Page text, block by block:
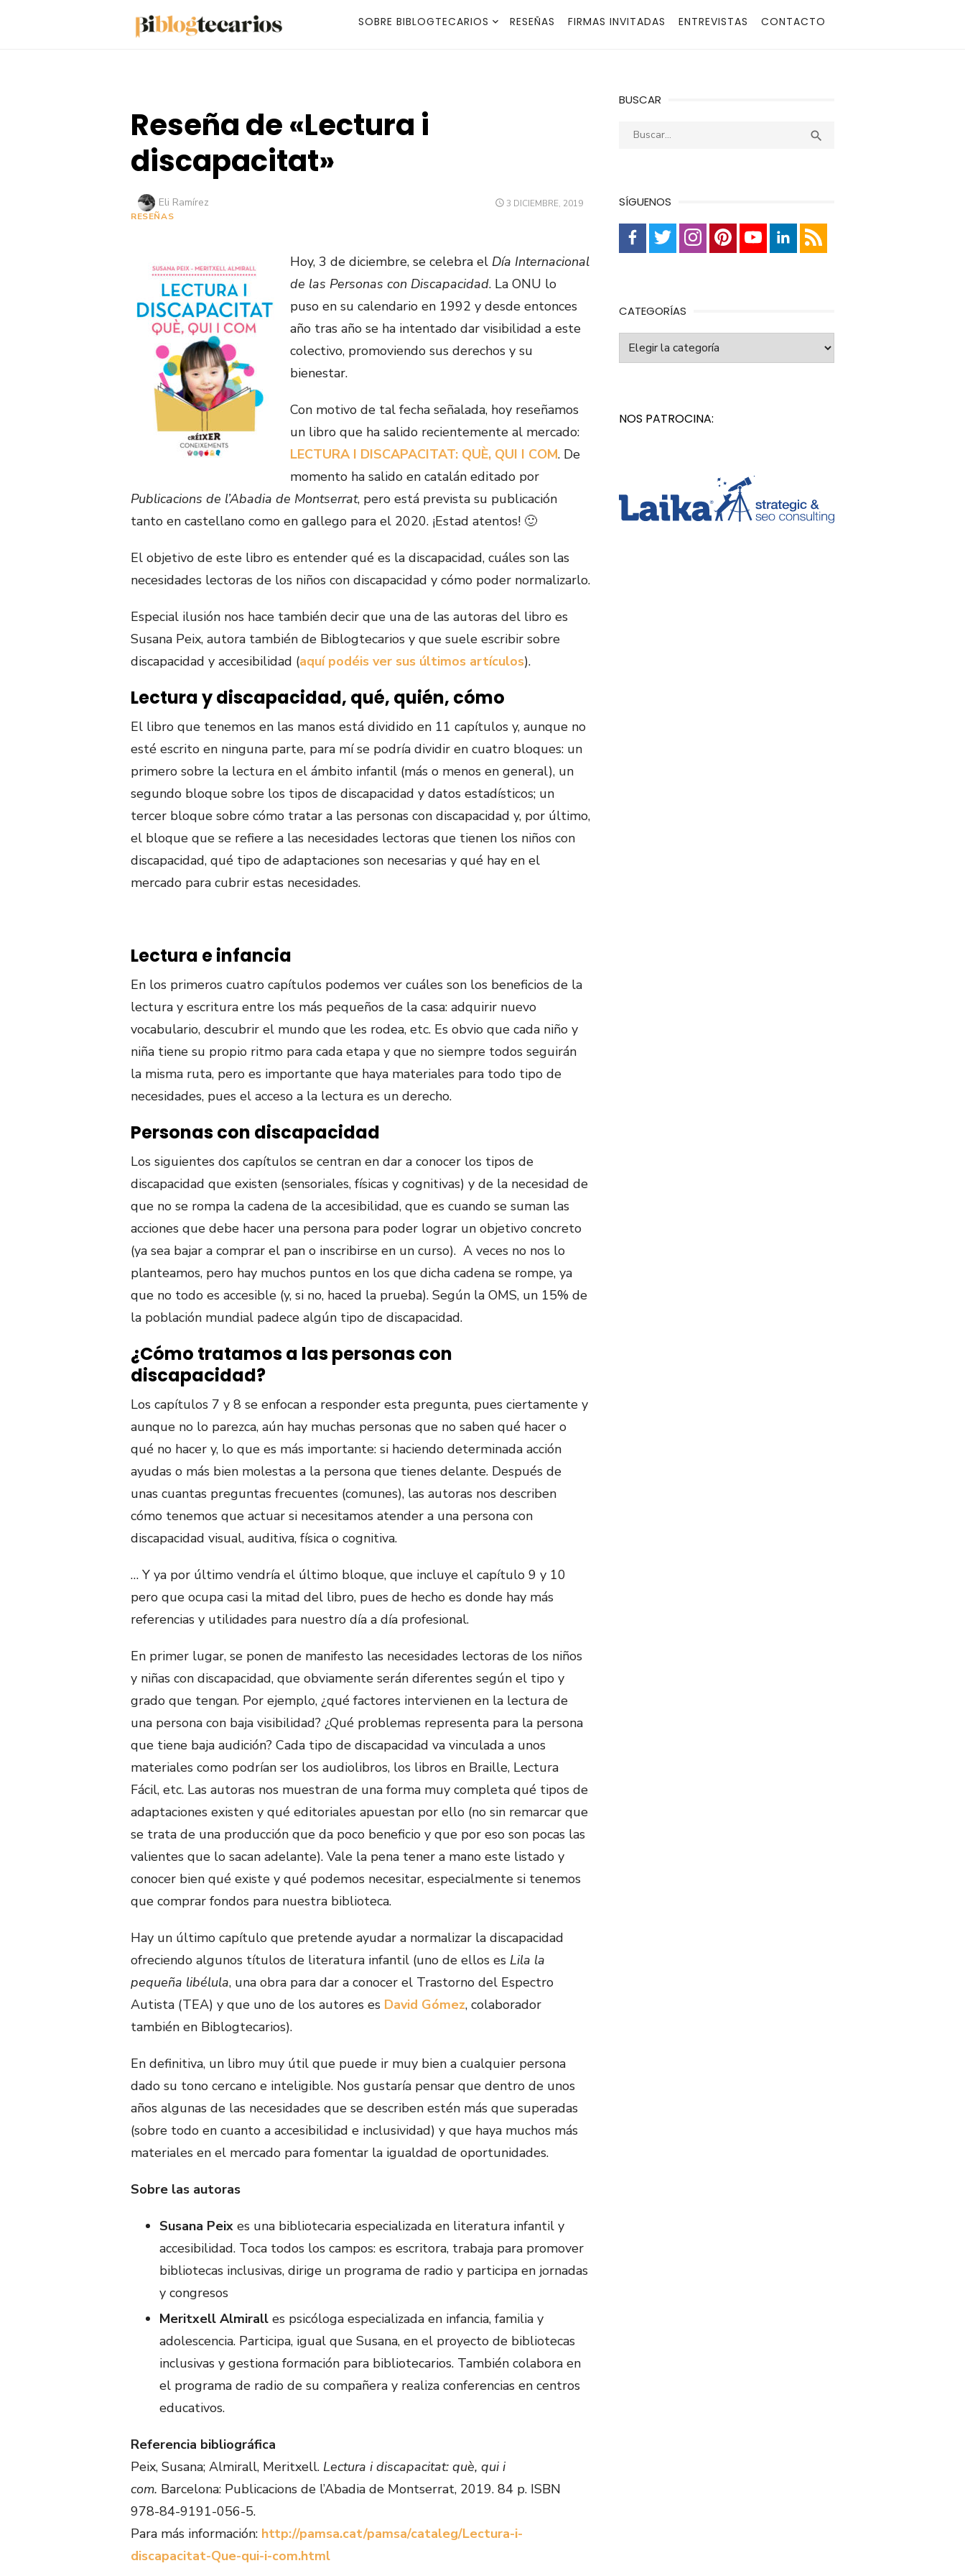
SOBRE BIBLOGTECARIOS RESEÑAS FIRMAS INVITADAS ENTREVISTAS CONTACTO
Reseña de «Lectura i
discapacitat»
PUBLICADO
3 DICIEMBRE, 2019
Autor
Eli Ramírez
RESEÑAS
Hoy, 3 de diciembre, se celebra el Día Internacional
de las Personas con Discapacidad. La ONU lo
puso en su calendario en 1992 y desde entonces
año tras año se ha intentado dar visibilidad a este
colectivo, promoviendo sus derechos y su
bienestar.
Con motivo de tal fecha señalada, hoy reseñamos
un libro que ha salido recientemente al mercado:
LECTURA I DISCAPACITAT: QUÈ, QUI I COM. De
momento ha salido en catalán editado por
Publicacions de l’Abadia de Montserrat, pero está prevista su publicación
tanto en castellano como en gallego para el 2020. ¡Estad atentos! 🙂
El objetivo de este libro es entender qué es la discapacidad, cuáles son las
necesidades lectoras de los niños con discapacidad y cómo poder normalizarlo.
Especial ilusión nos hace también decir que una de las autoras del libro es
Susana Peix, autora también de Biblogtecarios y que suele escribir sobre
discapacidad y accesibilidad (aquí podéis ver sus últimos artículos).
Lectura y discapacidad, qué, quién, cómo
El libro que tenemos en las manos está dividido en 11 capítulos y, aunque no
esté escrito en ninguna parte, para mí se podría dividir en cuatro bloques: un
primero sobre la lectura en el ámbito infantil (más o menos en general), un
segundo bloque sobre los tipos de discapacidad y datos estadísticos; un
tercer bloque sobre cómo tratar a las personas con discapacidad y, por último,
el bloque que se refiere a las necesidades lectoras que tienen los niños con
discapacidad, qué tipo de adaptaciones son necesarias y qué hay en el
mercado para cubrir estas necesidades.
Lectura e infancia
En los primeros cuatro capítulos podemos ver cuáles son los beneficios de la
lectura y escritura entre los más pequeños de la casa: adquirir nuevo
vocabulario, descubrir el mundo que les rodea, etc. Es obvio que cada niño y
niña tiene su propio ritmo para cada etapa y que no siempre todos seguirán
la misma ruta, pero es importante que haya materiales para todo tipo de
necesidades, pues el acceso a la lectura es un derecho.
Personas con discapacidad
Los siguientes dos capítulos se centran en dar a conocer los tipos de
discapacidad que existen (sensoriales, físicas y cognitivas) y de la necesidad de
que no se rompa la cadena de la accesibilidad, que es cuando se suman las
acciones que debe hacer una persona para poder lograr un objetivo concreto
(ya sea bajar a comprar el pan o inscribirse en un curso). A veces no nos lo
planteamos, pero hay muchos puntos en los que dicha cadena se rompe, ya
que no todo es accesible (y, si no, haced la prueba). Según la OMS, un 15% de
la población mundial padece algún tipo de discapacidad.
¿Cómo tratamos a las personas con
discapacidad?
Los capítulos 7 y 8 se enfocan a responder esta pregunta, pues ciertamente y
aunque no lo parezca, aún hay muchas personas que no saben qué hacer o
qué no hacer y, lo que es más importante: si haciendo determinada acción
ayudas o más bien molestas a la persona que tienes delante. Después de
unas cuantas preguntas frecuentes (comunes), las autoras nos describen
cómo tenemos que actuar si necesitamos atender a una persona con
discapacidad visual, auditiva, física o cognitiva.
… Y ya por último vendría el último bloque, que incluye el capítulo 9 y 10
pero que ocupa casi la mitad del libro, pues de hecho es donde hay más
referencias y utilidades para nuestro día a día profesional.
En primer lugar, se ponen de manifesto las necesidades lectoras de los niños
y niñas con discapacidad, que obviamente serán diferentes según el tipo y
grado que tengan. Por ejemplo, ¿qué factores intervienen en la lectura de
una persona con baja visibilidad? ¿Qué problemas representa para la persona
que tiene baja audición? Cada tipo de discapacidad va vinculada a unos
materiales como podrían ser los audiolibros, los libros en Braille, Lectura
Fácil, etc. Las autoras nos muestran de una forma muy completa qué tipos de
adaptaciones existen y qué editoriales apuestan por ello (no sin remarcar que
se trata de una producción que da poco beneficio y que por eso son pocas las
valientes que lo sacan adelante). Vale la pena tener a mano este listado y
conocer bien qué existe y qué podemos necesitar, especialmente si tenemos
que comprar fondos para nuestra biblioteca.
Hay un último capítulo que pretende ayudar a normalizar la discapacidad
ofreciendo algunos títulos de literatura infantil (uno de ellos es Lila la
pequeña libélula, una obra para dar a conocer el Trastorno del Espectro
Autista (TEA) y que uno de los autores es David Gómez, colaborador
también en Biblogtecarios).
En definitiva, un libro muy útil que puede ir muy bien a cualquier persona
dado su tono cercano e inteligible. Nos gustaría pensar que dentro de unos
años algunas de las necesidades que se describen estén más que superadas
(sobre todo en cuanto a accesibilidad e inclusividad) y que haya muchos más
materiales en el mercado para fomentar la igualdad de oportunidades.
Sobre las autoras
Susana Peix es una bibliotecaria especializada en literatura infantil y
accesibilidad. Toca todos los campos: es escritora, trabaja para promover
bibliotecas inclusivas, dirige un programa de radio y participa en jornadas
y congresos
Meritxell Almirall es psicóloga especializada en infancia, familia y
adolescencia. Participa, igual que Susana, en el proyecto de bibliotecas
inclusivas y gestiona formación para bibliotecarios. También colabora en
el programa de radio de su compañera y realiza conferencias en centros
educativos.
Referencia bibliográfica
Peix, Susana; Almirall, Meritxell. Lectura i discapacitat: què, qui i
com. Barcelona: Publicacions de l’Abadia de Montserrat, 2019. 84 p. ISBN
978-84-9191-056-5.
Para más información: http://pamsa.cat/pamsa/cataleg/Lectura-i-
discapacitat-Que-qui-i-com.html
BUSCAR
Buscar: 
SÍGUENOS
CATEGORÍAS
NOS PATROCINA: